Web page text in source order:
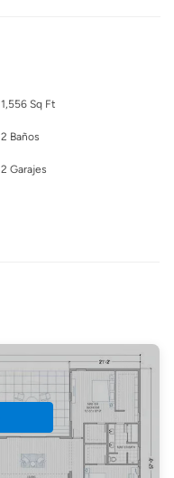
1,556 Sq Ft
2 Baños
2 Garajes